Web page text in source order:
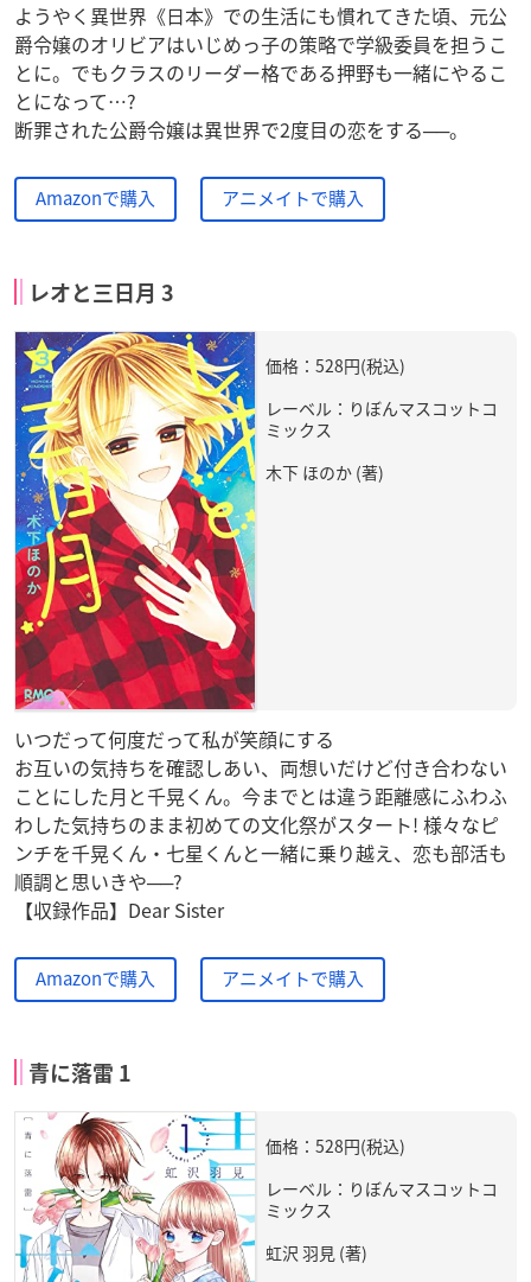
ようやく異世界《日本》での生活にも慣れてきた頃、元公
爵令嬢のオリビアはいじめっ子の策略で学級委員を担うこ
とに。でもクラスのリーダー格である押野も一緒にやるこ
とになって…?
断罪された公爵令嬢は異世界で2度目の恋をする──。
Amazonで購入 アニメイトで購入
レオと三日月 3
価格：528円(税込)
レーベル：りぼんマスコットコ
ミックス
木下 ほのか (著)
いつだって何度だって私が笑顔にする
お互いの気持ちを確認しあい、両想いだけど付き合わない
ことにした月と千晃くん。今までとは違う距離感にふわふ
わした気持ちのまま初めての文化祭がスタート! 様々なピ
ンチを千晃くん・七星くんと一緒に乗り越え、恋も部活も
順調と思いきや──?
【収録作品】Dear Sister
Amazonで購入 アニメイトで購入
青に落雷 1
価格：528円(税込)
レーベル：りぼんマスコットコ
ミックス
虹沢 羽見 (著)